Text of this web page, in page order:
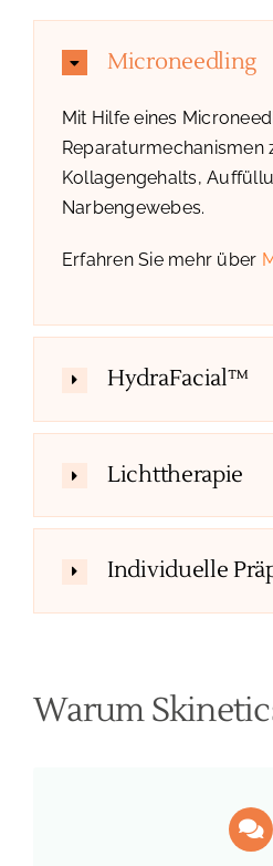
Microneedling
Mit Hilfe eines
Reparaturmechanismen
Kollagengehalts,
Narbengewebes.
Erfahren Sie mehr über
HydraFacial™
Lichttherapie
Individuelle
Warum